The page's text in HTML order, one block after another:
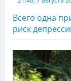
Всего одна
риск